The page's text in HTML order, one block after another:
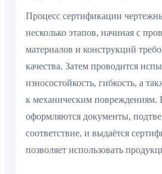
Процесс сертификации
несколько этапов, начиная с
материалов и конструкций
качества. Затем проводится
износостойкость, гибкость, а
к механическим повреждениям.
оформляются документы,
соответствие, и выдаётся
позволяет использовать